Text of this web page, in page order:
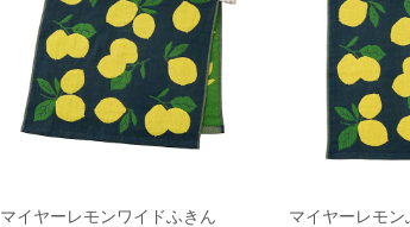
マイヤーレモンワイドふきん マイヤーレモン